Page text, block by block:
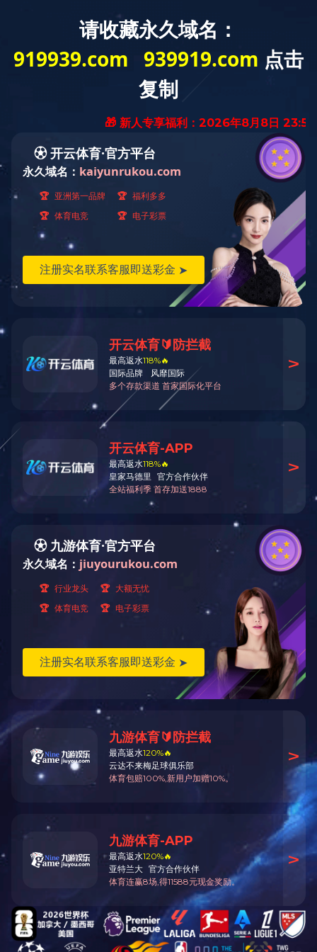
首页> 新闻资讯 > 健康资讯
松籽油中的不饱和脂肪酸
怀孕后应吃些什么坚果呢？
儿童常食坚果健体又防病
你知道这些坚果的膳食纤维含量吗？
关于脂肪酸你可能不知道的小秘密
友情链接
淘宝企业店铺
企业微博
阿里巴巴企业店铺
纳德生物技术股份有限公司
关注我们